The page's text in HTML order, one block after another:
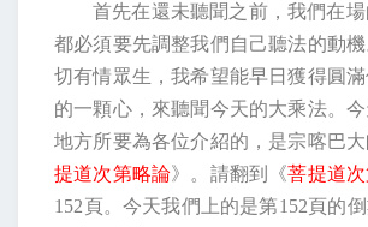
首先在還未聽聞之前，我們在場
都必須要先調整我們自己聽法的動
切有情眾生，我希望能早日獲得圓
的一顆心，來聽聞今天的大乘法。
地方所要為各位介紹的，是宗喀巴
提道次第略論》。請翻到《菩提道
152頁。今天我們上的是第152頁的